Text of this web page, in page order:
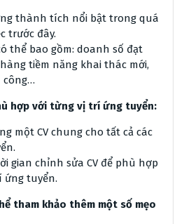
thành tích nổi bật trong quá
trước đây.
thể bao gồm: doanh số đạt
tiềm năng khai thác mới,
hợp với từng vị trí ứng tuyển:
một CV chung cho tất cả các
gian chỉnh sửa CV để phù hợp
ứng tuyển.
tham khảo thêm một số mẹo